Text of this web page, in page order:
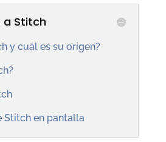
a Stitch
y cuál es su origen?
Stitch en pantalla